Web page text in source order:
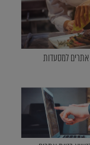
אתרים למסעדות